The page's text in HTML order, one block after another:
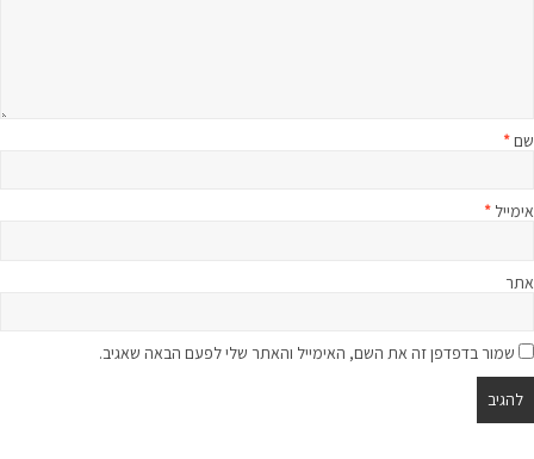
שם*
אימייל *
אתר
שמור בדפדפן זה את השם, האימייל והאתר שלי לפעם הבאה שאגיב.